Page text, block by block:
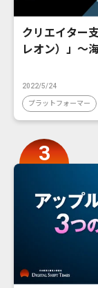
クリエイター
レオン）」〜
2022/5/24
プラットフォーマー